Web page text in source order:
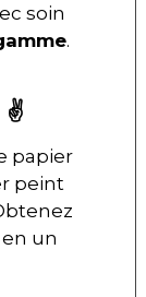
soin
.
✌️
papier
peint
en un